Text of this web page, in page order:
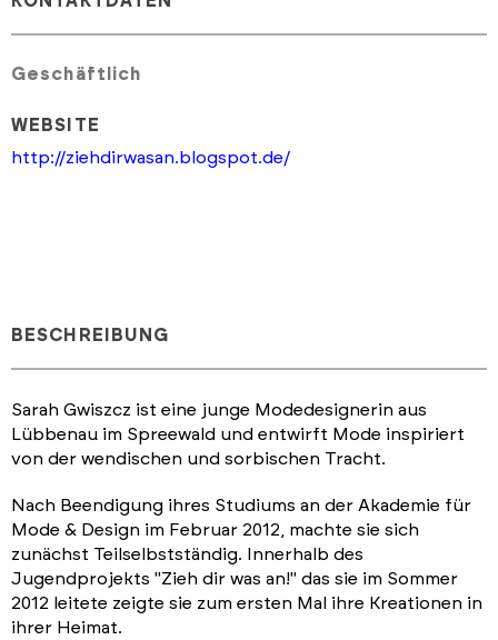
Geschäftlich
WEBSITE
http://ziehdirwasan.blogspot.de/
BESCHREIBUNG
Sarah Gwiszcz ist eine junge Modedesignerin aus
Lübbenau im Spreewald und entwirft Mode inspiriert
von der wendischen und sorbischen Tracht.
Nach Beendigung ihres Studiums an der Akademie für
Mode & Design im Februar 2012, machte sie sich
zunächst Teilselbstständig. Innerhalb des
Jugendprojekts "Zieh dir was an!" das sie im Sommer
2012 leitete zeigte sie zum ersten Mal ihre Kreationen in
ihrer Heimat.